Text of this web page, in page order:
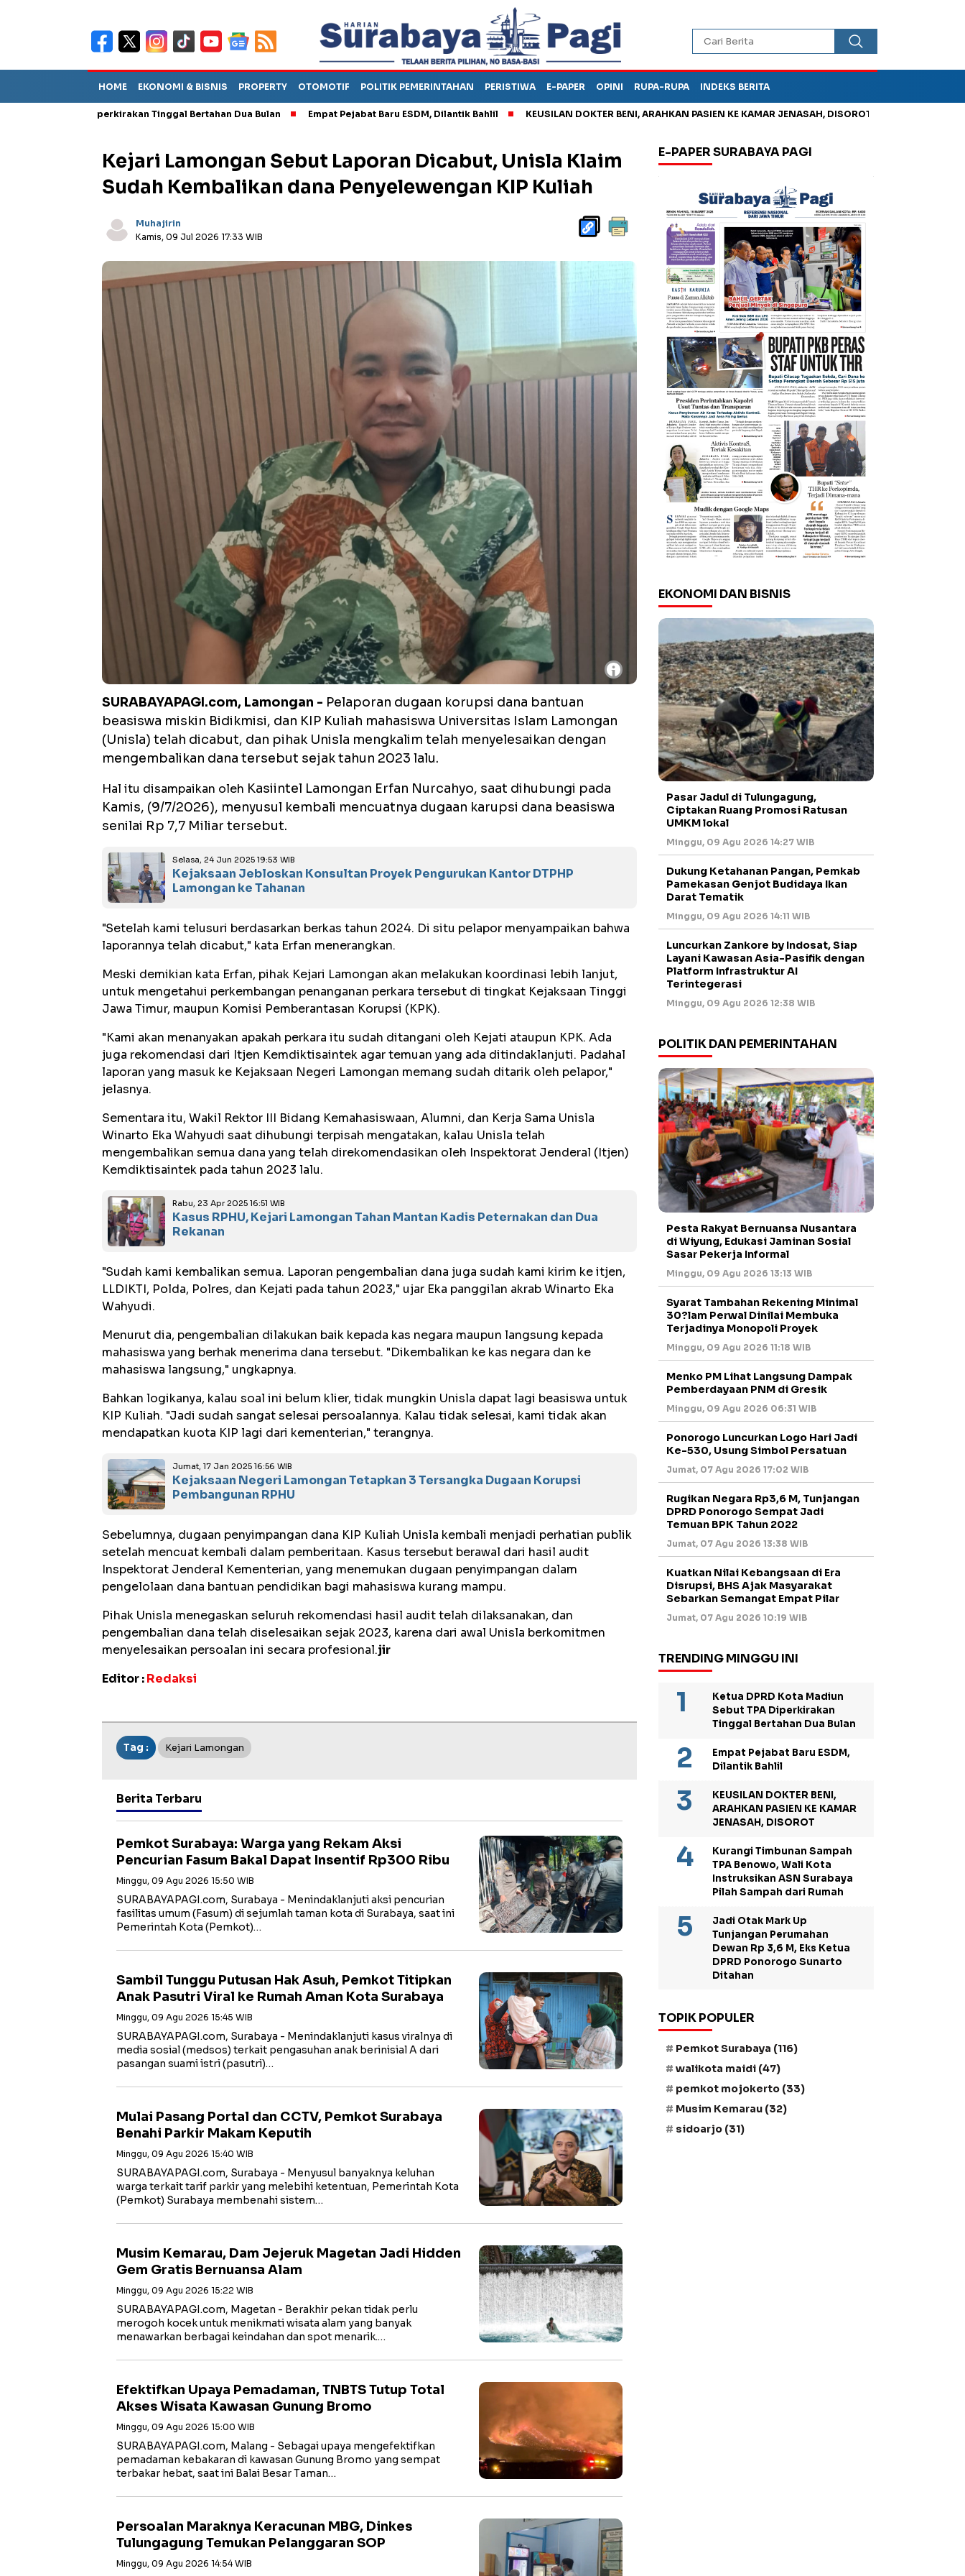
HOME EKONOMI & BISNIS PROPERTY OTOMOTIF POLITIK PEMERINTAHAN PERISTIWA E-PAPER OPINI RUPA-RUPA INDEKS BERITA
TPA Diperkirakan Tinggal Bertahan Dua Bulan Empat Pejabat Baru ESDM, Dilantik Bahlil KEUSILAN DOKTER BENI, ARAHKAN PASIEN KE KAMAR JENASAH, DISOROT Kurangi Timbunan
Kejari Lamongan Sebut Laporan Dicabut, Unisla Klaim
Sudah Kembalikan dana Penyelewengan KIP Kuliah
Muhajirin
Kamis, 09 Jul 2026 17:33 WIB
i
SURABAYAPAGI.com, Lamongan - Pelaporan dugaan korupsi dana bantuan
beasiswa miskin Bidikmisi, dan KIP Kuliah mahasiswa Universitas Islam Lamongan
(Unisla) telah dicabut, dan pihak Unisla mengkalim telah menyelesaikan dengan
mengembalikan dana tersebut sejak tahun 2023 lalu.
Hal itu disampaikan oleh Kasiintel Lamongan Erfan Nurcahyo, saat dihubungi pada
Kamis, (9/7/2026), menyusul kembali mencuatnya dugaan karupsi dana beasiswa
senilai Rp 7,7 Miliar tersebut.
Selasa, 24 Jun 2025 19:53 WIB
Kejaksaan Jebloskan Konsultan Proyek Pengurukan Kantor DTPHP
Lamongan ke Tahanan
"Setelah kami telusuri berdasarkan berkas tahun 2024. Di situ pelapor menyampaikan bahwa
laporannya telah dicabut," kata Erfan menerangkan.
Meski demikian kata Erfan, pihak Kejari Lamongan akan melakukan koordinasi lebih lanjut,
untuk mengetahui perkembangan penanganan perkara tersebut di tingkat Kejaksaan Tinggi
Jawa Timur, maupun Komisi Pemberantasan Korupsi (KPK).
"Kami akan menanyakan apakah perkara itu sudah ditangani oleh Kejati ataupun KPK. Ada
juga rekomendasi dari Itjen Kemdiktisaintek agar temuan yang ada ditindaklanjuti. Padahal
laporan yang masuk ke Kejaksaan Negeri Lamongan memang sudah ditarik oleh pelapor,"
jelasnya.
Sementara itu, Wakil Rektor III Bidang Kemahasiswaan, Alumni, dan Kerja Sama Unisla
Winarto Eka Wahyudi saat dihubungi terpisah mengatakan, kalau Unisla telah
mengembalikan semua dana yang telah direkomendasikan oleh Inspektorat Jenderal (Itjen)
Kemdiktisaintek pada tahun 2023 lalu.
Rabu, 23 Apr 2025 16:51 WIB
Kasus RPHU, Kejari Lamongan Tahan Mantan Kadis Peternakan dan Dua
Rekanan
"Sudah kami kembalikan semua. Laporan pengembalian dana juga sudah kami kirim ke itjen,
LLDIKTI, Polda, Polres, dan Kejati pada tahun 2023," ujar Eka panggilan akrab Winarto Eka
Wahyudi.
Menurut dia, pengembalian dilakukan baik kepada kas negara maupun langsung kepada
mahasiswa yang berhak menerima dana tersebut. "Dikembalikan ke kas negara dan ke
mahasiswa langsung," ungkapnya.
Bahkan logikanya, kalau soal ini belum klier, tidak mungkin Unisla dapat lagi beasiswa untuk
KIP Kuliah. "Jadi sudah sangat selesai persoalannya. Kalau tidak selesai, kami tidak akan
mendapatkan kuota KIP lagi dari kementerian," terangnya.
Jumat, 17 Jan 2025 16:56 WIB
Kejaksaan Negeri Lamongan Tetapkan 3 Tersangka Dugaan Korupsi
Pembangunan RPHU
Sebelumnya, dugaan penyimpangan dana KIP Kuliah Unisla kembali menjadi perhatian publik
setelah mencuat kembali dalam pemberitaan. Kasus tersebut berawal dari hasil audit
Inspektorat Jenderal Kementerian, yang menemukan dugaan penyimpangan dalam
pengelolaan dana bantuan pendidikan bagi mahasiswa kurang mampu.
Pihak Unisla menegaskan seluruh rekomendasi hasil audit telah dilaksanakan, dan
pengembalian dana telah diselesaikan sejak 2023, karena dari awal Unisla berkomitmen
menyelesaikan persoalan ini secara profesional.jir
Editor :Redaksi
Tag : Kejari Lamongan
Berita Terbaru
Pemkot Surabaya: Warga yang Rekam Aksi
Pencurian Fasum Bakal Dapat Insentif Rp300 Ribu
Minggu, 09 Agu 2026 15:50 WIB
SURABAYAPAGI.com, Surabaya - Menindaklanjuti aksi pencurian
fasilitas umum (Fasum) di sejumlah taman kota di Surabaya, saat ini
Pemerintah Kota (Pemkot)…
Sambil Tunggu Putusan Hak Asuh, Pemkot Titipkan
Anak Pasutri Viral ke Rumah Aman Kota Surabaya
Minggu, 09 Agu 2026 15:45 WIB
SURABAYAPAGI.com, Surabaya - Menindaklanjuti kasus viralnya di
media sosial (medsos) terkait pengasuhan anak berinisial A dari
pasangan suami istri (pasutri)…
Mulai Pasang Portal dan CCTV, Pemkot Surabaya
Benahi Parkir Makam Keputih
Minggu, 09 Agu 2026 15:40 WIB
SURABAYAPAGI.com, Surabaya - Menyusul banyaknya keluhan
warga terkait tarif parkir yang melebihi ketentuan, Pemerintah Kota
(Pemkot) Surabaya membenahi sistem…
Musim Kemarau, Dam Jejeruk Magetan Jadi Hidden
Gem Gratis Bernuansa Alam
Minggu, 09 Agu 2026 15:22 WIB
SURABAYAPAGI.com, Magetan - Berakhir pekan tidak perlu
merogoh kocek untuk menikmati wisata alam yang banyak
menawarkan berbagai keindahan dan spot menarik.…
Efektifkan Upaya Pemadaman, TNBTS Tutup Total
Akses Wisata Kawasan Gunung Bromo
Minggu, 09 Agu 2026 15:00 WIB
SURABAYAPAGI.com, Malang - Sebagai upaya mengefektifkan
pemadaman kebakaran di kawasan Gunung Bromo yang sempat
terbakar hebat, saat ini Balai Besar Taman…
Persoalan Maraknya Keracunan MBG, Dinkes
Tulungagung Temukan Pelanggaran SOP
Minggu, 09 Agu 2026 14:54 WIB
E-PAPER SURABAYA PAGI
EKONOMI DAN BISNIS
Pasar Jadul di Tulungagung,
Ciptakan Ruang Promosi Ratusan
UMKM lokal
Minggu, 09 Agu 2026 14:27 WIB
Dukung Ketahanan Pangan, Pemkab
Pamekasan Genjot Budidaya Ikan
Darat Tematik
Minggu, 09 Agu 2026 14:11 WIB
Luncurkan Zankore by Indosat, Siap
Layani Kawasan Asia-Pasifik dengan
Platform Infrastruktur AI
Terintegerasi
Minggu, 09 Agu 2026 12:38 WIB
POLITIK DAN PEMERINTAHAN
Pesta Rakyat Bernuansa Nusantara
di Wiyung, Edukasi Jaminan Sosial
Sasar Pekerja Informal
Minggu, 09 Agu 2026 13:13 WIB
Syarat Tambahan Rekening Minimal
30?lam Perwal Dinilai Membuka
Terjadinya Monopoli Proyek
Minggu, 09 Agu 2026 11:18 WIB
Menko PM Lihat Langsung Dampak
Pemberdayaan PNM di Gresik
Minggu, 09 Agu 2026 06:31 WIB
Ponorogo Luncurkan Logo Hari Jadi
Ke-530, Usung Simbol Persatuan
Jumat, 07 Agu 2026 17:02 WIB
Rugikan Negara Rp3,6 M, Tunjangan
DPRD Ponorogo Sempat Jadi
Temuan BPK Tahun 2022
Jumat, 07 Agu 2026 13:38 WIB
Kuatkan Nilai Kebangsaan di Era
Disrupsi, BHS Ajak Masyarakat
Sebarkan Semangat Empat Pilar
Jumat, 07 Agu 2026 10:19 WIB
TRENDING MINGGU INI
Ketua DPRD Kota Madiun
Sebut TPA Diperkirakan
Tinggal Bertahan Dua Bulan
Empat Pejabat Baru ESDM,
Dilantik Bahlil
KEUSILAN DOKTER BENI,
ARAHKAN PASIEN KE KAMAR
JENASAH, DISOROT
Kurangi Timbunan Sampah
TPA Benowo, Wali Kota
Instruksikan ASN Surabaya
Pilah Sampah dari Rumah
Jadi Otak Mark Up
Tunjangan Perumahan
Dewan Rp 3,6 M, Eks Ketua
DPRD Ponorogo Sunarto
Ditahan
TOPIK POPULER
Pemkot Surabaya (116)
walikota maidi (47)
pemkot mojokerto (33)
Musim Kemarau (32)
sidoarjo (31)